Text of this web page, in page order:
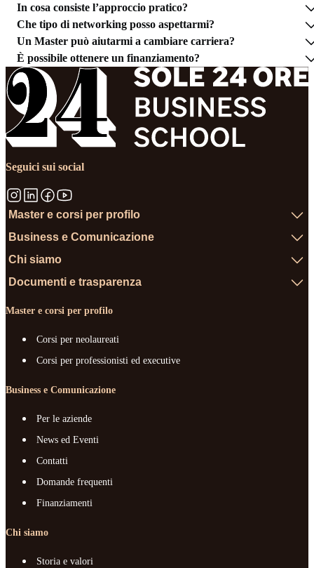
In cosa consiste l’approccio pratico?
Che tipo di networking posso aspettarmi?
Un Master può aiutarmi a cambiare carriera?
È possibile ottenere un finanziamento?
Seguici sui social
Master e corsi per profilo
Business e Comunicazione
Chi siamo
Documenti e trasparenza
Master e corsi per profilo
Corsi per neolaureati
Corsi per professionisti ed executive
Business e Comunicazione
Per le aziende
News ed Eventi
Contatti
Domande frequenti
Finanziamenti
Chi siamo
Storia e valori